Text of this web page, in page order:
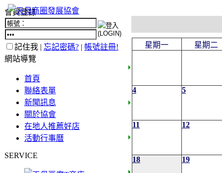
會員登錄
記住我 | 忘記密碼? | 帳號註冊!
網站導覽
首頁
聯絡表單
新聞訊息
關於協會
在地人推薦好店
活動行事曆
SERVICE
星期一 星期二
4 5
11 12
18 19